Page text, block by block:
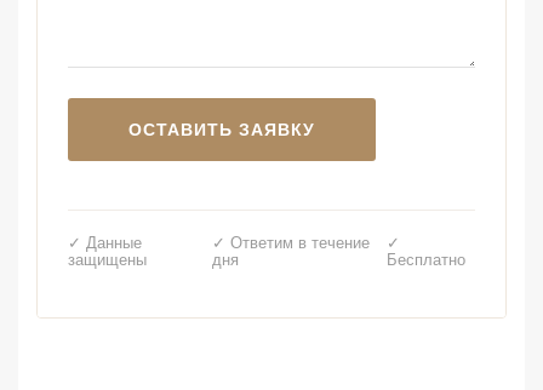
✓ Данные
защищены
✓ Ответим в течение
дня
✓
Бесплатно